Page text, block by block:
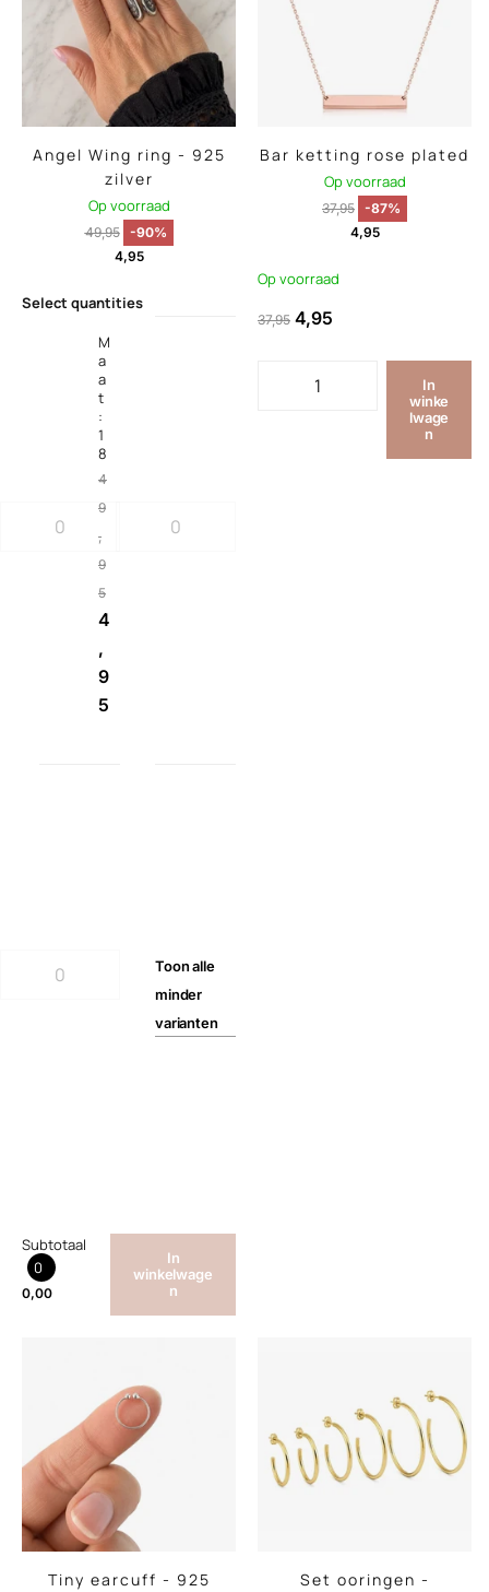
Angel Wing ring - 925
zilver
Op voorraad
49,95
-90%
4,95
Select quantities
M
a
a
t
:
1
8
4
9
,
9
5
4
,
9
5
Toonalle
minder
varianten
Subtotaal
0
0,00
In
winkelwage
n
Bar ketting rose plated
Op voorraad
37,95 -87%
4,95
Op voorraad
37,95 4,95
In
winke
lwage
n
Tiny earcuff - 925
Set ooringen -